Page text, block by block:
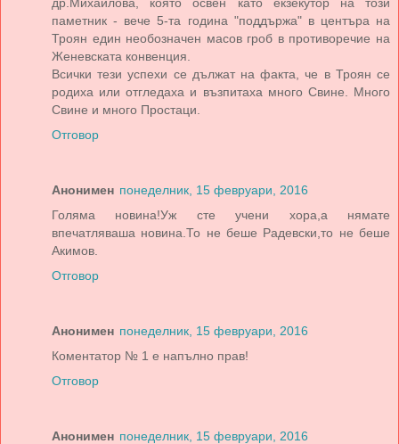
паметник - вече 5-та година "поддържа" в центъра на
Троян един необозначен масов гроб в противоречие на
Женевската конвенция.
Всички тези успехи се дължат на факта, че в Троян се
родиха или отгледаха и възпитаха много Свине. Много
Свине и много Простаци.
Отговор
Анонимен понеделник, 15 февруари, 2016
Голяма новина!Уж сте учени хора,а нямате
впечатляваша новина.То не беше Радевски,то не беше
Акимов.
Отговор
Анонимен понеделник, 15 февруари, 2016
Коментатор № 1 е напълно прав!
Отговор
Анонимен понеделник, 15 февруари, 2016